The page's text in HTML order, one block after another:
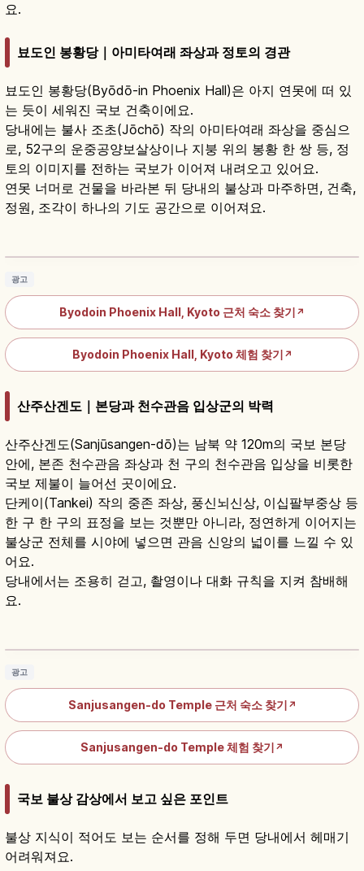
요.
뵤도인 봉황당｜아미타여래 좌상과 정토의 경관
뵤도인 봉황당(Byōdō-in Phoenix Hall)은 아지 연못에 떠 있
는 듯이 세워진 국보 건축이에요.
당내에는 불사 조초(Jōchō) 작의 아미타여래 좌상을 중심으
로, 52구의 운중공양보살상이나 지붕 위의 봉황 한 쌍 등, 정
토의 이미지를 전하는 국보가 이어져 내려오고 있어요.
연못 너머로 건물을 바라본 뒤 당내의 불상과 마주하면, 건축,
정원, 조각이 하나의 기도 공간으로 이어져요.
뵤도인 봉황당 가이드｜우지 세계유산과 10엔
광고
Byodoin Phoenix Hall, Kyoto 근처 숙소 찾기 ↗
Byodoin Phoenix Hall, Kyoto 체험 찾기 ↗
산주산겐도｜본당과 천수관음 입상군의 박력
산주산겐도(Sanjūsangen-dō)는 남북 약 120m의 국보 본당
안에, 본존 천수관음 좌상과 천 구의 천수관음 입상을 비롯한
국보 제불이 늘어선 곳이에요.
단케이(Tankei) 작의 중존 좌상, 풍신뇌신상, 이십팔부중상 등
한 구 한 구의 표정을 보는 것뿐만 아니라, 정연하게 이어지는
불상군 전체를 시야에 넣으면 관음 신앙의 넓이를 느낄 수 있
어요.
당내에서는 조용히 걷고, 촬영이나 대화 규칙을 지켜 참배해
요.
광고
Sanjusangen-do Temple 근처 숙소 찾기 ↗
Sanjusangen-do Temple 체험 찾기 ↗
국보 불상 감상에서 보고 싶은 포인트
불상 지식이 적어도 보는 순서를 정해 두면 당내에서 헤매기
어려워져요.